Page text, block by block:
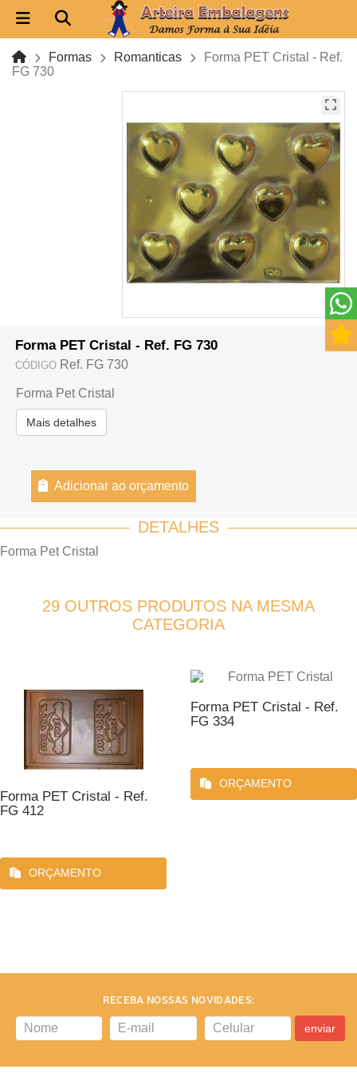
Formas Romanticas
Forma PET Cristal - Ref.
FG 730
Forma PET Cristal - Ref. FG 730
CÓDIGO Ref. FG 730
Forma Pet Cristal
Mais detalhes
Adicionar ao orçamento
DETALHES
Forma Pet Cristal
29 OUTROS PRODUTOS NA MESMA
CATEGORIA
Forma PET Cristal - Ref.
FG 412
ORÇAMENTO
Forma PET Cristal - Ref.
FG 334
ORÇAMENTO
RECEBA NOSSAS NOVIDADES:
enviar